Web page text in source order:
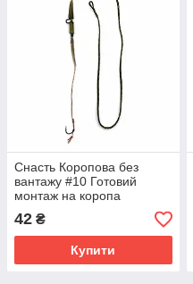
Снасть Коропова без
вантажу #10 Готовий
монтаж на коропа
42 ₴
Купити